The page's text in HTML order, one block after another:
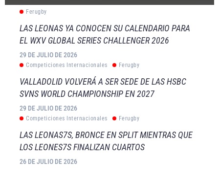
Ferugby
LAS LEONAS YA CONOCEN SU CALENDARIO PARA
EL WXV GLOBAL SERIES CHALLENGER 2026
29 DE JULIO DE 2026
Competiciones Internacionales Ferugby
VALLADOLID VOLVERÁ A SER SEDE DE LAS HSBC
SVNS WORLD CHAMPIONSHIP EN 2027
29 DE JULIO DE 2026
Competiciones Internacionales Ferugby
LAS LEONAS7S, BRONCE EN SPLIT MIENTRAS QUE
LOS LEONES7S FINALIZAN CUARTOS
26 DE JULIO DE 2026